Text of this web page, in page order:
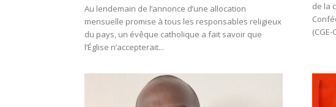
Au lendemain de l’annonce d’une allocation
mensuelle promise à tous les responsables religieux
du pays, un évêque catholique a fait savoir que
l’Église n’accepterait...
de la
(CGE-